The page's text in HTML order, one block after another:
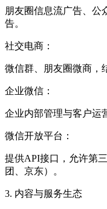
朋友圈信息流广告、公
告。
社交电商：
微信群、朋友圈微商，
企业微信：
企业内部管理与客户运
微信开放平台：
提供API接口，允许第
团、京东）。
3. 内容与服务生态